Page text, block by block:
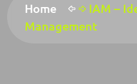
Home
IAM –
Management